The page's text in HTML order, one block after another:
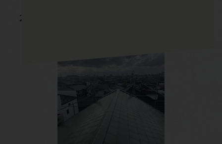
2024/08完工